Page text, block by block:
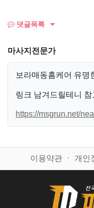
댓글목록
마사지전문가
보라매동홈케어 유명
링크 남겨드릴테니
https://msgrun.net/
이용약관 ㆍ 개인